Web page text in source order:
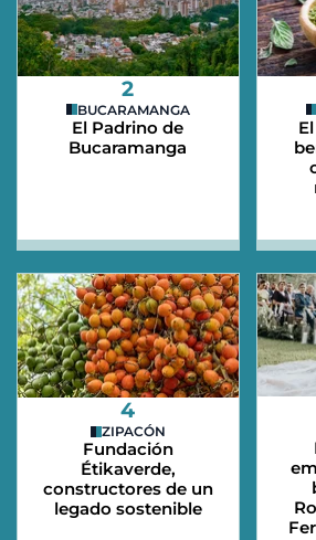
2
BUCARAMANGA
El Padrino de
Bucaramanga
4
ZIPACÓN
Fundación
Étikaverde,
constructores de un
legado sostenible